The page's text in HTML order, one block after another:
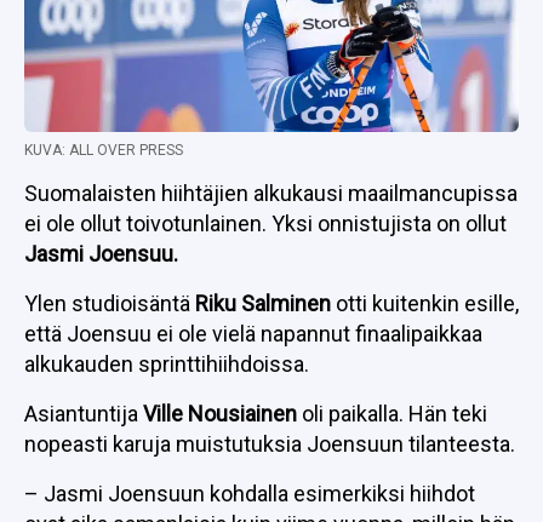
KUVA: ALL OVER PRESS
Suomalaisten hiihtäjien alkukausi maailmancupissa
ei ole ollut toivotunlainen. Yksi onnistujista on ollut
Jasmi Joensuu.
Ylen studioisäntä Riku Salminen otti kuitenkin esille,
että Joensuu ei ole vielä napannut finaalipaikkaa
alkukauden sprinttihiihdoissa.
Asiantuntija Ville Nousiainen oli paikalla. Hän teki
nopeasti karuja muistutuksia Joensuun tilanteesta.
– Jasmi Joensuun kohdalla esimerkiksi hiihdot